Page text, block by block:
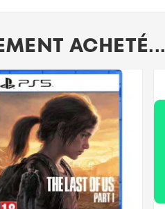
ACHETÉ...